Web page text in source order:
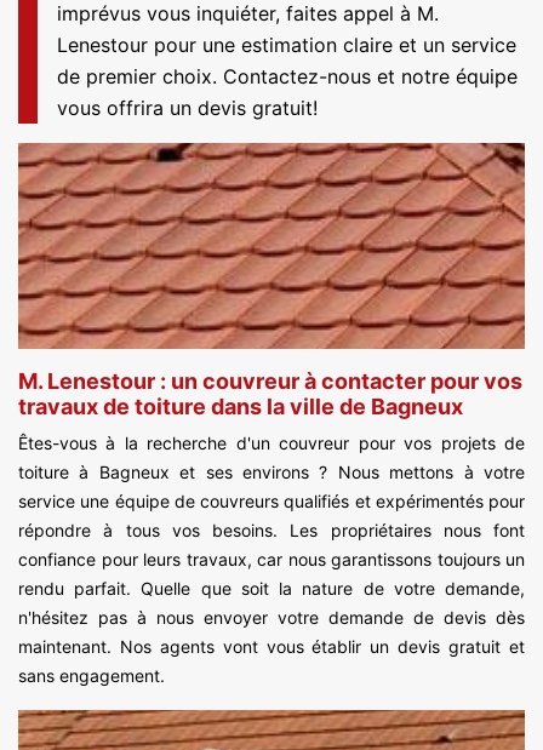
imprévus vous inquiéter, faites appel à M.
Lenestour pour une estimation claire et un service
de premier choix. Contactez-nous et notre équipe
vous offrira un devis gratuit!
M. Lenestour : un couvreur à contacter pour vos
travaux de toiture dans la ville de Bagneux
Êtes-vous à la recherche d'un couvreur pour vos projets de
toiture à Bagneux et ses environs ? Nous mettons à votre
service une équipe de couvreurs qualifiés et expérimentés pour
répondre à tous vos besoins. Les propriétaires nous font
confiance pour leurs travaux, car nous garantissons toujours un
rendu parfait. Quelle que soit la nature de votre demande,
n'hésitez pas à nous envoyer votre demande de devis dès
maintenant. Nos agents vont vous établir un devis gratuit et
sans engagement.